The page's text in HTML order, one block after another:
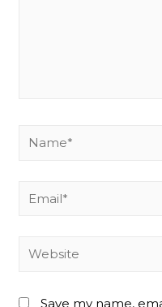
Name*
Email*
Website
Save my name,